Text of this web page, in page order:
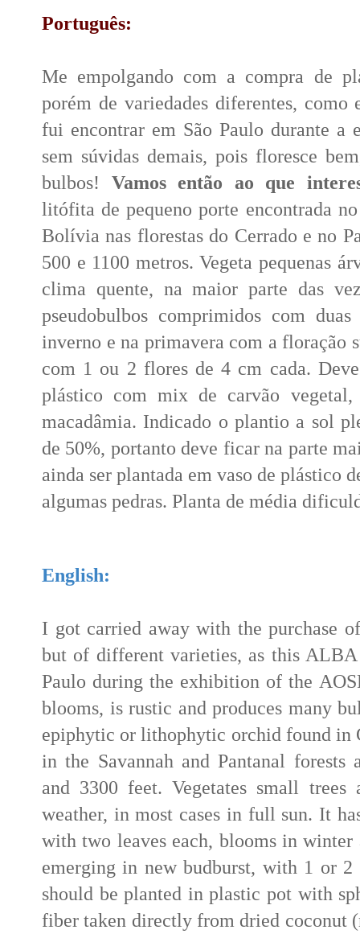
Português:
Me empolgando com a compra de
porém de variedades diferentes, como
fui encontrar em São Paulo durante a
sem súvidas demais, pois floresce
bulbos! Vamos então ao que
litófita de pequeno porte encontrada
Bolívia nas florestas do Cerrado e no
500 e 1100 metros. Vegeta pequenas
clima quente, na maior parte das
pseudobulbos comprimidos com
inverno e na primavera com a floração
com 1 ou 2 flores de 4 cm cada.
plástico com mix de carvão
macadâmia. Indicado o plantio a sol
de 50%, portanto deve ficar na parte
ainda ser plantada em vaso de plástico
algumas pedras. Planta de média
English:
I got carried away with the purchase
but of different varieties, as this
Paulo during the exhibition of the
blooms, is rustic and produces many
epiphytic or lithophytic orchid found
in the Savannah and Pantanal forests
and 3300 feet. Vegetates small
weather, in most cases in full sun. It
with two leaves each, blooms in
emerging in new budburst, with 1 or
should be planted in plastic pot with
fiber taken directly from dried coconut